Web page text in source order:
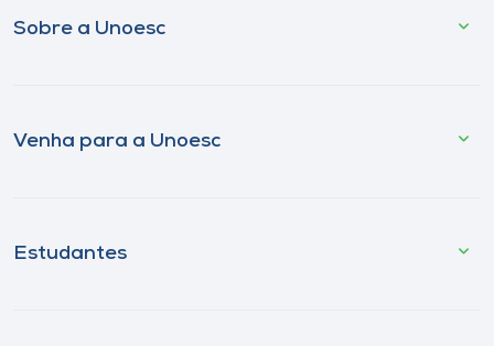
Sobre a Unoesc
Venha para a Unoesc
Estudantes